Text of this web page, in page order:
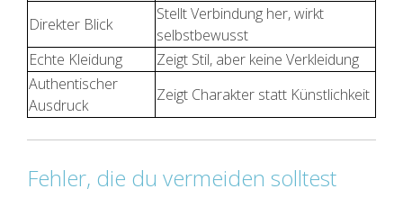
Direkter Blick
Stellt Verbindung her, wirkt
selbstbewusst
Echte Kleidung
Zeigt Stil, aber keine Verkleidung
Authentischer
Ausdruck
Zeigt Charakter statt Künstlichkeit
Fehler, die du vermeiden solltest